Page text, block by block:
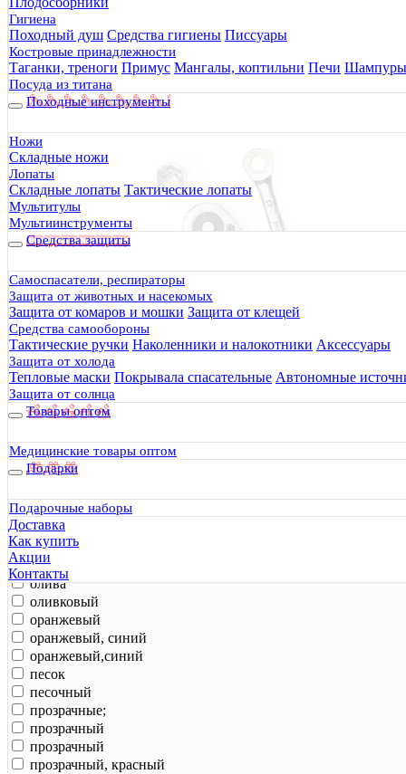
Гигиена
Походный душ Средства гигиены Писсуары
Костровые принадлежности
Таганки, треноги Примус Мангалы, коптильни Печи Шампуры
Посуда из титана
Походные инструменты
Ножи
Складные ножи
Лопаты
Складные лопаты Тактические лопаты
Мультитулы
Мультиинструменты
Средства защиты
Самоспасатели, респираторы
Защита от животных и насекомых
Защита от комаров и мошки Защита от клещей
Средства самообороны
Тактические ручки Наколенники и налокотники Аксессуары
Защита от холода
Тепловые маски Покрывала спасательные Автономные
Защита от солнца
Товары оптом
Медицинские товары оптом
Подарки
Подарочные наборы
Доставка
Как купить
Акции
Контакты
Объединение Альфапластик
Пакистан
Польша
Примгрупп
Проект LEAF
Россия
Сайвер
СПЕЦДЕТАЛЬ
США
ТБС Шанс
Трансмедтех
Турция
Фармзащита
Фармэль
Показать еще
Цвет
бежевый
бежевый, черный
Белый
белый
белый, желтый
голубой
желтый, черный
зеленый
зеленый, серый
койот
красный
металлик
мох
мультикам
олива
оливковый
оранжевый
оранжевый, синий
оранжевый,синий
песок
песочный
прозрачные;
прозрачный
прозрачный
прозрачный, красный